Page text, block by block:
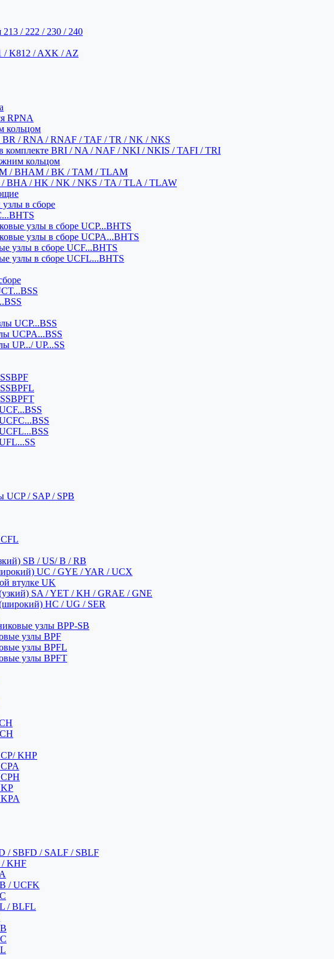
/ 222 / 230 / 240
/ K812 / AXK / AZ
RPNA
кольцом
BR / RNA / RNAF / TAF / TR / NK / NKS
комплекте BRI / NA / NAF / NKI / NKIS / TAFI / TRI
кольцом
/ BHAM / BK / TAM / TLAM
BHA / HK / NK / NKS / TA / TLA / TLAW
в сборе
узлы в сборе UCP...BHTS
узлы в сборе UCPA...BHTS
узлы в сборе UCF...BHTS
узлы в сборе UCFL...BHTS
UCP...BSS
UCPA...BSS
UP.../ UP...SS
UCP / SAP / SPB
SB / US/ B / RB
UC / GYE / YAR / UCX
втулке UK
SA / YET / KH / GRAE / GNE
HC / UG / SER
узлы BPP-SB
узлы BPF
узлы BPFL
узлы BPFT
KHP
/ SBFD / SALF / SBLF
/ KHF
/ UCFK
/ BLFL